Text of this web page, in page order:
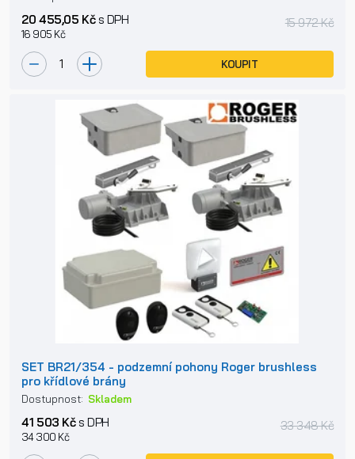
20 455,05 Kčs DPH
16 905 Kč
15 972 Kč
KOUPIT
SET BR21/354 - podzemní pohony Roger brushless
pro křídlové brány
Dostupnost: Skladem
41 503 Kčs DPH
34 300 Kč
33 348 Kč